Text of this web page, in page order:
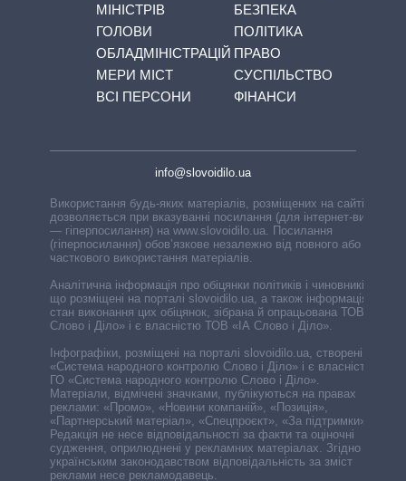
МІНІСТРІВ
ГОЛОВИ
ОБЛАДМІНІСТРАЦІЙ
МЕРИ МІСТ
ВСІ ПЕРСОНИ
БЕЗПЕКА
ПОЛІТИКА
ПРАВО
СУСПІЛЬСТВО
ФІНАНСИ
info@slovoidilo.ua
Використання будь-яких матеріалів, розміщених на сайті,
дозволяється при вказуванні посилання (для інтернет-видань
— гіперпосилання) на www.slovoidilo.ua. Посилання
(гіперпосилання) обов’язкове незалежно від повного або
часткового використання матеріалів.
Аналітична інформація про обіцянки політиків і чиновників,
що розміщені на порталі slovoidilo.ua, а також інформація про
стан виконання цих обіцянок, зібрана й опрацьована ТОВ «ІА
Слово і Діло» і є власністю ТОВ «ІА Слово і Діло».
Інфографіки, розміщені на порталі slovoidilo.ua, створені ГО
«Система народного контролю Слово і Діло» і є власністю
ГО «Система народного контролю Слово і Діло».
Матеріали, відмічені значками, публікуються на правах
реклами: «Промо», «Новини компаній», «Позиція»,
«Партнерський матеріал», «Спецпроєкт», «За підтримки».
Редакція не несе відповідальності за факти та оціночні
судження, оприлюднені у рекламних матеріалах. Згідно з
українським законодавством відповідальність за зміст
реклами несе рекламодавець.